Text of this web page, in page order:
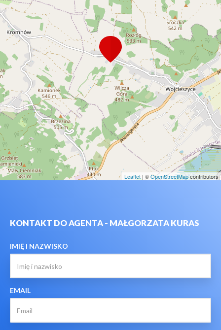
Leaflet | ©OpenStreetMapcontributors
KONTAKT DO AGENTA - MAŁGORZATA KURAS
IMIĘ I NAZWISKO
EMAIL